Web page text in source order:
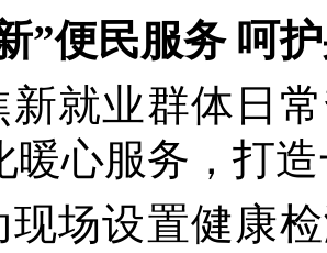
”便民服务 呵
新就业群体日
暖心服务，打
现场设置健康